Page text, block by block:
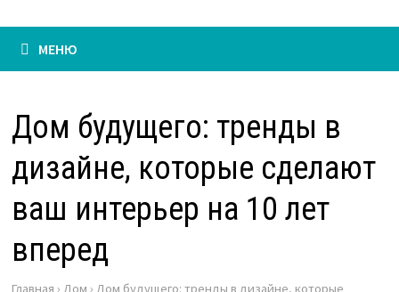
МЕНЮ
Дом будущего: тренды в
дизайне, которые сделают
ваш интерьер на 10 лет
вперед
Главная › Дом › Дом будущего: тренды в дизайне, которые